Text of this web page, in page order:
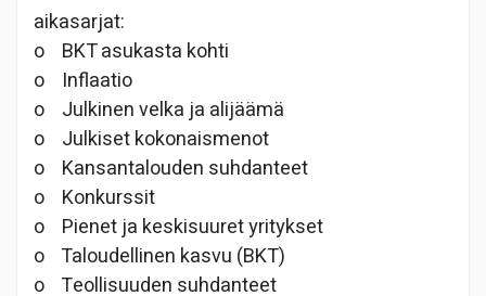
aikasarjat:
o BKT asukasta kohti
o Inflaatio
o Julkinen velka ja alijäämä
o Julkiset kokonaismenot
o Kansantalouden suhdanteet
o Konkurssit
o Pienet ja keskisuuret yritykset
o Taloudellinen kasvu (BKT)
o Teollisuuden suhdanteet